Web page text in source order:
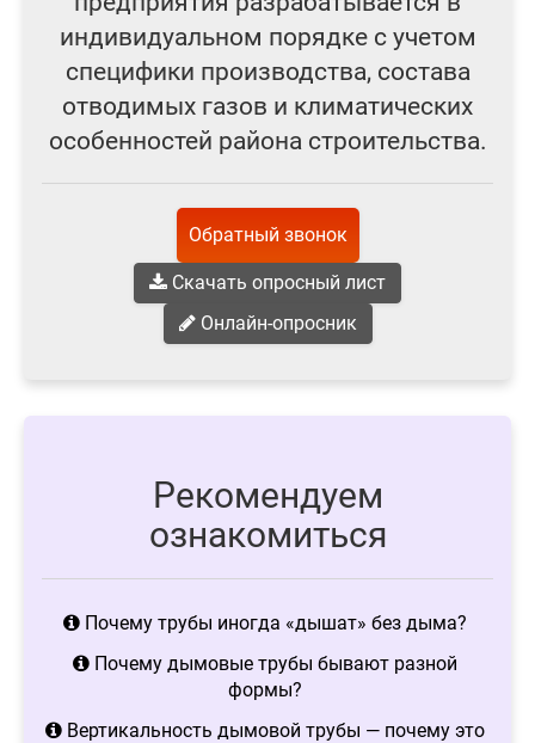
индивидуальном порядке с учетом
специфики производства, состава
отводимых газов и климатических
особенностей района строительства.
Обратный звонок
Скачать опросный лист
Онлайн-опросник
Рекомендуем
ознакомиться
Почему трубы иногда «дышат» без дыма?
Почему дымовые трубы бывают разной
формы?
Вертикальность дымовой трубы — почему это